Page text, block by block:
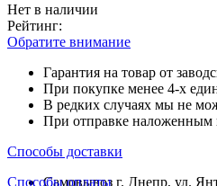
Нет в наличии
Рейтинг:
Обратите внимание
Гарантия на товар от
При покупке менее 4-х
В редких случаях мы не
При отправке наложенным
Способы доставки
Самовывоз г. Днепр, ул.
Способы оплаты